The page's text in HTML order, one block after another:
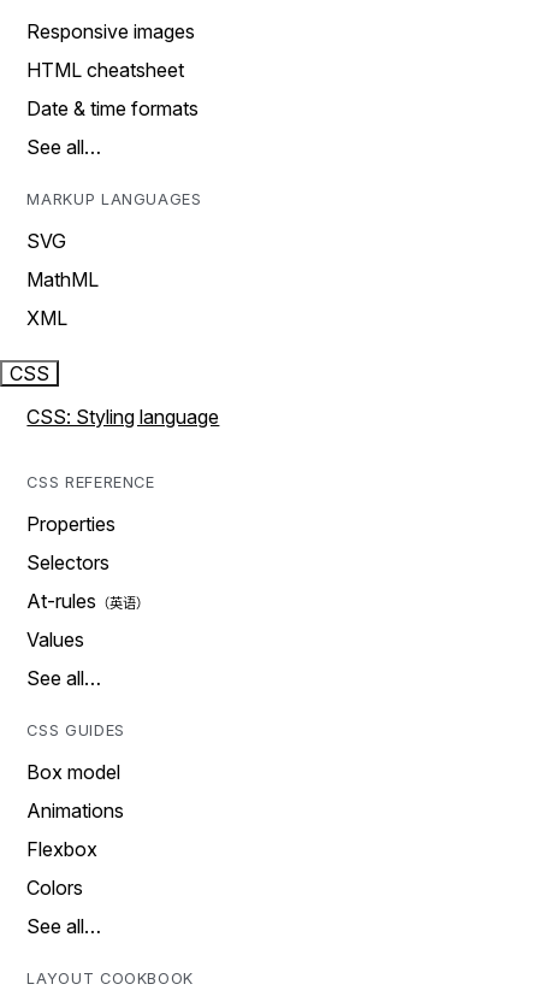
Responsive images
HTML cheatsheet
Date & time formats
See all…
MARKUP LANGUAGES
SVG
MathML
XML
CSS
CSS: Styling language
CSS REFERENCE
Properties
Selectors
At-rules
Values
See all…
CSS GUIDES
Box model
Animations
Flexbox
Colors
See all…
LAYOUT COOKBOOK